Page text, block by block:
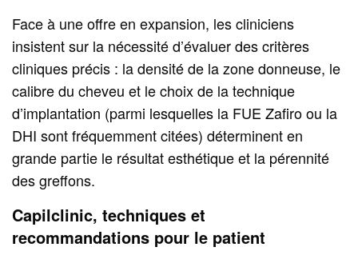
Face à une offre en expansion, les cliniciens
insistent sur la nécessité d’évaluer des critères
cliniques précis : la densité de la zone donneuse, le
calibre du cheveu et le choix de la technique
d’implantation (parmi lesquelles la FUE Zafiro ou la
DHI sont fréquemment citées) déterminent en
grande partie le résultat esthétique et la pérennité
des greffons.
Capilclinic, techniques et
recommandations pour le patient